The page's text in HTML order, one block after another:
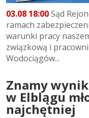
03.08 18:00Sąd
ramach
warunki pracy
związkową i
Wodociągów...
Znamy
w Elblągu
najchętniej